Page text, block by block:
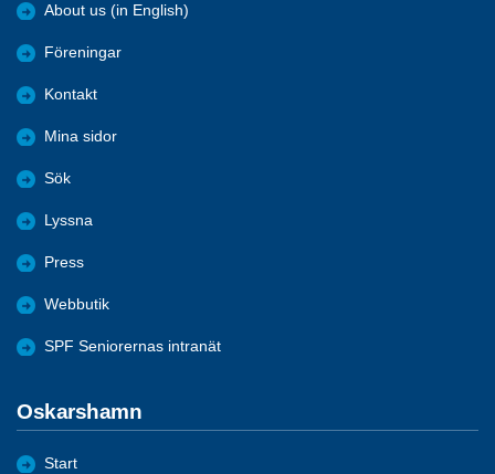
About us (in English)
Föreningar
Kontakt
Mina sidor
Sök
Lyssna
Press
Webbutik
SPF Seniorernas intranät
Oskarshamn
Start